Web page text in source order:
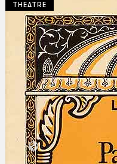
Koleksi Kami
Teater
Tarian
Artikel
Penapisan
Sejarah Lisan
Mengenai Kami
Hubungi Kami
BM
THEATRE